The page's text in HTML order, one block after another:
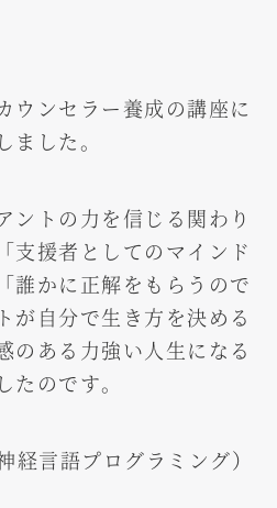
ウンセラー養成の講座に
した。
ントの力を信じる関わり
支援者としてのマインド
誰かに正解をもらうので
が自分で生き方を決める
のある力強い人生になる
のです。
経言語プログラミング）